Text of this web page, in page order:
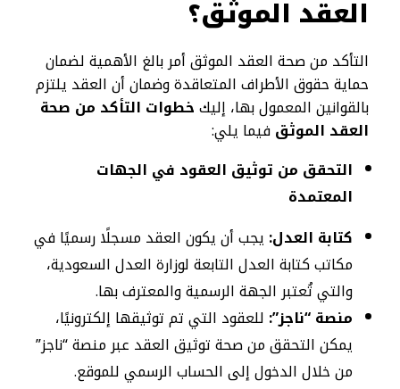
العقد الموثق؟
التأكد من صحة العقد الموثق أمر بالغ الأهمية لضمان
حماية حقوق الأطراف المتعاقدة وضمان أن العقد يلتزم
بالقوانين المعمول بها، إليكخطوات التأكد من صحة
العقد الموثقفيما يلي:
التحقق من توثيق العقود في الجهات
المعتمدة
كتابة العدل: يجب أن يكون العقد مسجلًا رسميًا في
مكاتب كتابة العدل التابعة لوزارة العدل السعودية،
والتي تُعتبر الجهة الرسمية والمعترف بها.
منصة “ناجز”: للعقود التي تم توثيقها إلكترونيًا،
يمكن التحقق من صحة توثيق العقد عبر منصة “ناجز”
من خلال الدخول إلى الحساب الرسمي للموقع.